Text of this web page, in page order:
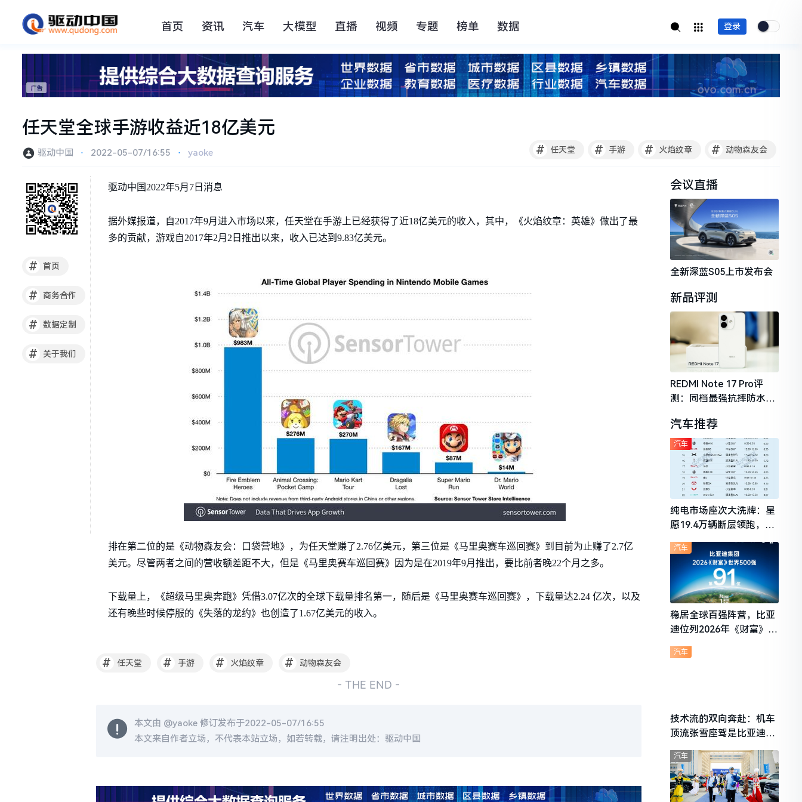
首页 资讯 汽车 大模型 直播 视频 专题 榜单 数据 登录
任天堂全球手游收益近18亿美元
# 任天堂 # 手游 # 火焰纹章 # 动物森友会
驱动中国 ⋅ 2022-05-07/16:55 ⋅ yaoke
# 首页
# 商务合作
# 数据定制
# 关于我们
驱动中国2022年5月7日消息
据外媒报道，自2017年9月进入市场以来，任天堂在手游上已经获得了近18亿美元的收入，其中，《火焰纹章：英雄》做出了最
多的贡献，游戏自2017年2月2日推出以来，收入已达到9.83亿美元。
排在第二位的是《动物森友会：口袋营地》，为任天堂赚了2.76亿美元，第三位是《马里奥赛车巡回赛》到目前为止赚了2.7亿
美元。尽管两者之间的营收额差距不大，但是《马里奥赛车巡回赛》因为是在2019年9月推出，要比前者晚22个月之多。
下载量上，《超级马里奥奔跑》凭借3.07亿次的全球下载量排名第一，随后是《马里奥赛车巡回赛》，下载量达2.24 亿次，以及
还有晚些时候停服的《失落的龙约》也创造了1.67亿美元的收入。
# 任天堂 # 手游 # 火焰纹章 # 动物森友会
- THE END -
本文由 @yaoke修订发布于2022-05-07/16:55
本文来自作者立场，不代表本站立场，如若转载，请注明出处：驱动中国
会议直播
全新深蓝S05上市发布会
新品评测
REDMI Note 17 Pro评
测：同档最强抗摔防水，
守门员
汽车推荐
纯电市场座次大洗牌：星
愿19.4万辆断层领跑，理
想i6成最强黑马
汽车
稳居全球百强阵营，比亚
迪位列2026年《财富》世
汽车
技术流的双向奔赴：机车
顶流张雪座驾是比亚迪秦
L
汽车
汽车